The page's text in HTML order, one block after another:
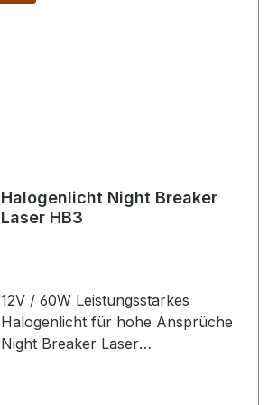
Halogenlicht Night Breaker
Laser HB3
12V / 60W Leistungsstarkes
Halogenlicht für hohe Ansprüche
Night Breaker Laser